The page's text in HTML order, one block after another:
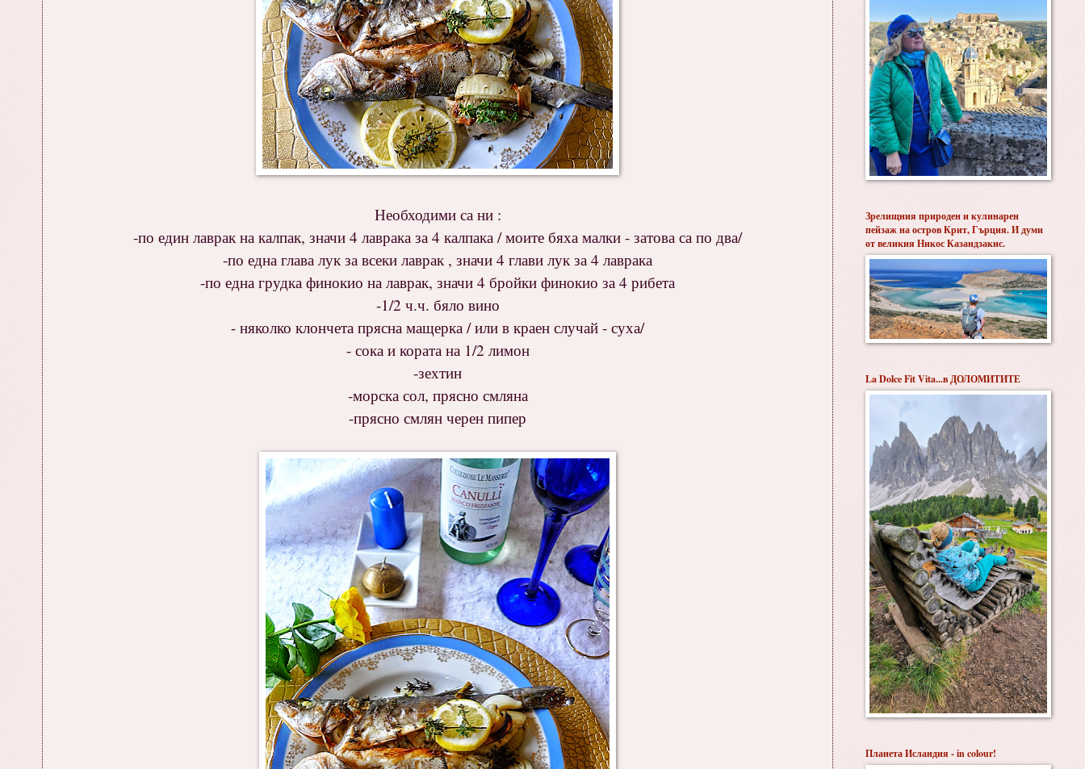
Необходими са ни :
-по един лаврак на калпак, значи 4 лаврака за 4 калпака / моите бяха малки - затова са по два/
-по една глава лук за всеки лаврак , значи 4 глави лук за 4 лаврака
-по една грудка финокио на лаврак, значи 4 бройки финокио за 4 рибета
-1/2 ч.ч. бяло вино
- няколко клончета прясна мащерка / или в краен случай - суха/
- сока и кората на 1/2 лимон
-зехтин
-морска сол, прясно смляна
-прясно смлян черен пипер
Зрелищния природен и кулинарен
пейзаж на остров Крит, Гърция. И думи
от великия Никос Казандзакис.
La Dolce Fit Vita...в ДОЛОМИТИТЕ
Планета Исландия - in colour!